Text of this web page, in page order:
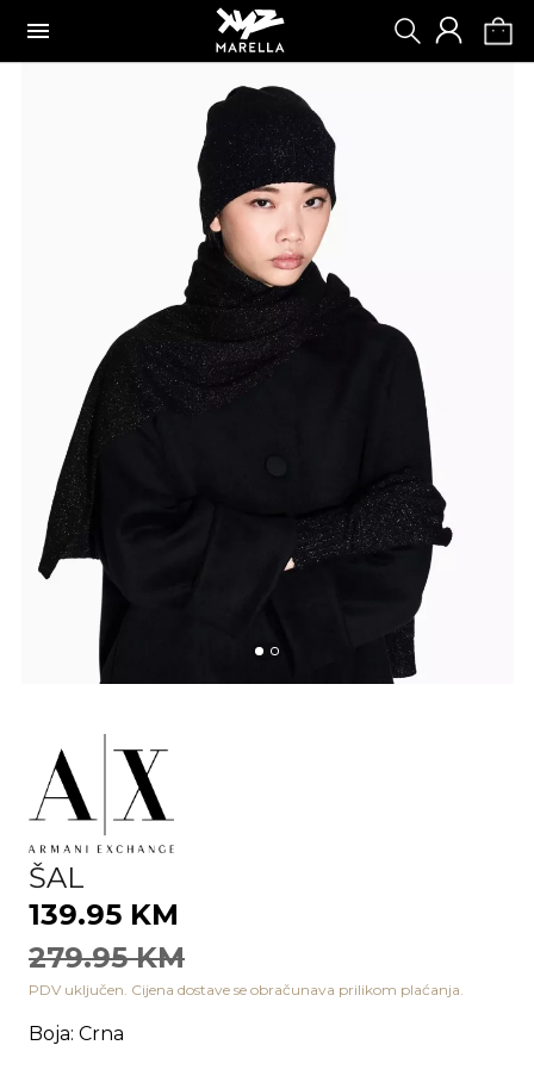
ŠAL
139.95 KM
279.95 KM
PDV uključen. Cijena dostave se obračunava prilikom plaćanja.
Boja: Crna